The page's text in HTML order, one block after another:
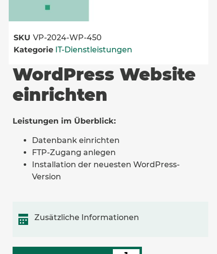
SKU VP-2024-WP-450
Kategorie IT-Dienstleistungen
WordPress Website
einrichten
Leistungen im Überblick:
Datenbank einrichten
FTP-Zugang anlegen
Installation der neuesten WordPress-
Version
Zusätzliche Informationen